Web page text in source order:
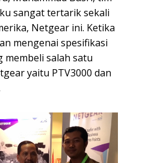
sangat tertarik sekali
Netgear ini. Ketika
mengenai spesifikasi
salah satu
yaitu PTV3000 dan